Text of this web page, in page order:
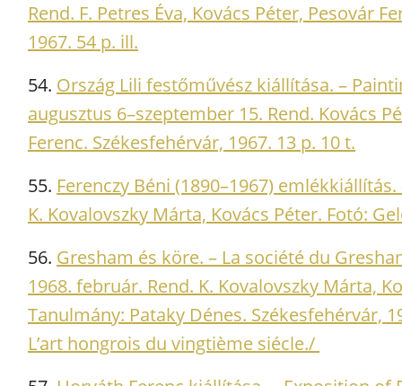
Rend. F. Petres Éva, Kovács Péter, Pesovár
1967. 54 p. ill.
54. Ország Lili festőművész kiállítása. –
augusztus 6–szeptember 15. Rend. Kovács
Ferenc. Székesfehérvár, 1967. 13 p. 10 t.
55. Ferenczy Béni (1890–1967)
K. Kovalovszky Márta, Kovács Péter. Fotó:
56. Gresham és köre. – La société du
1968. február. Rend. K. Kovalovszky Márta,
Tanulmány: Pataky Dénes. Székesfehérvár,
L’art hongrois du vingtième siécle./